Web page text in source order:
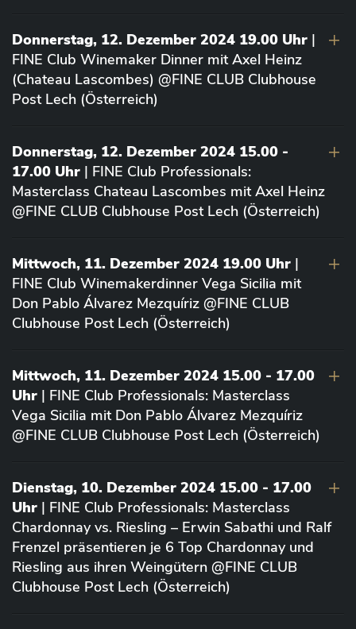
Donnerstag, 12. Dezember 2024 19.00 Uhr |
FINE Club Winemaker Dinner mit Axel Heinz
(Chateau Lascombes) @FINE CLUB Clubhouse
Post Lech (Österreich)
Donnerstag, 12. Dezember 2024 15.00 -
17.00 Uhr | FINE Club Professionals:
Masterclass Chateau Lascombes mit Axel Heinz
@FINE CLUB Clubhouse Post Lech (Österreich)
Mittwoch, 11. Dezember 2024 19.00 Uhr |
FINE Club Winemakerdinner Vega Sicilia mit
Don Pablo Álvarez Mezquíriz @FINE CLUB
Clubhouse Post Lech (Österreich)
Mittwoch, 11. Dezember 2024 15.00 - 17.00
Uhr | FINE Club Professionals: Masterclass
Vega Sicilia mit Don Pablo Álvarez Mezquíriz
@FINE CLUB Clubhouse Post Lech (Österreich)
Dienstag, 10. Dezember 2024 15.00 - 17.00
Uhr | FINE Club Professionals: Masterclass
Chardonnay vs. Riesling – Erwin Sabathi und Ralf
Frenzel präsentieren je 6 Top Chardonnay und
Riesling aus ihren Weingütern @FINE CLUB
Clubhouse Post Lech (Österreich)